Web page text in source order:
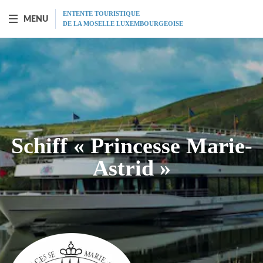
MENU
ENTENTE TOURISTIQUE
DE LA MOSELLE LUXEMBOURGEOISE
SCHIFF "PRINCESSE-MARIE-ASTRID"
Vorstellung
Fahrplan
Tarife
Restaurant
Geschenkgutscheine
Programm
Schiff « Princesse Marie-
Astrid »